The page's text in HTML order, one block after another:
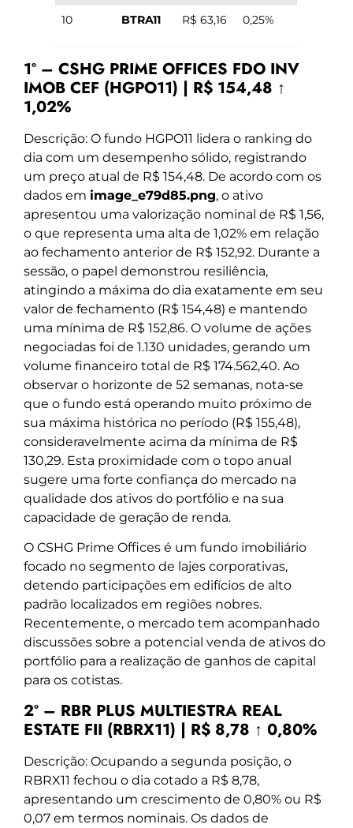
10
BTRA11 R$ 63,16 0,25%
1º – CSHG PRIME OFFICES FDO INV
IMOB CEF (HGPO11) | R$ 154,48 ↑
1,02%
Descrição: O fundo HGPO11 lidera o ranking do
dia com um desempenho sólido, registrando
um preço atual de R$ 154,48. De acordo com os
dados em image_e79d85.png, o ativo
apresentou uma valorização nominal de R$ 1,56,
o que representa uma alta de 1,02% em relação
ao fechamento anterior de R$ 152,92. Durante a
sessão, o papel demonstrou resiliência,
atingindo a máxima do dia exatamente em seu
valor de fechamento (R$ 154,48) e mantendo
uma mínima de R$ 152,86. O volume de ações
negociadas foi de 1.130 unidades, gerando um
volume financeiro total de R$ 174.562,40. Ao
observar o horizonte de 52 semanas, nota-se
que o fundo está operando muito próximo de
sua máxima histórica no período (R$ 155,48),
consideravelmente acima da mínima de R$
130,29. Esta proximidade com o topo anual
sugere uma forte confiança do mercado na
qualidade dos ativos do portfólio e na sua
capacidade de geração de renda.
O CSHG Prime Offices é um fundo imobiliário
focado no segmento de lajes corporativas,
detendo participações em edifícios de alto
padrão localizados em regiões nobres.
Recentemente, o mercado tem acompanhado
discussões sobre a potencial venda de ativos do
portfólio para a realização de ganhos de capital
para os cotistas.
2º – RBR PLUS MULTIESTRA REAL
ESTATE FII (RBRX11) | R$ 8,78 ↑ 0,80%
Descrição: Ocupando a segunda posição, o
RBRX11 fechou o dia cotado a R$ 8,78,
apresentando um crescimento de 0,80% ou R$
0,07 em termos nominais. Os dados de